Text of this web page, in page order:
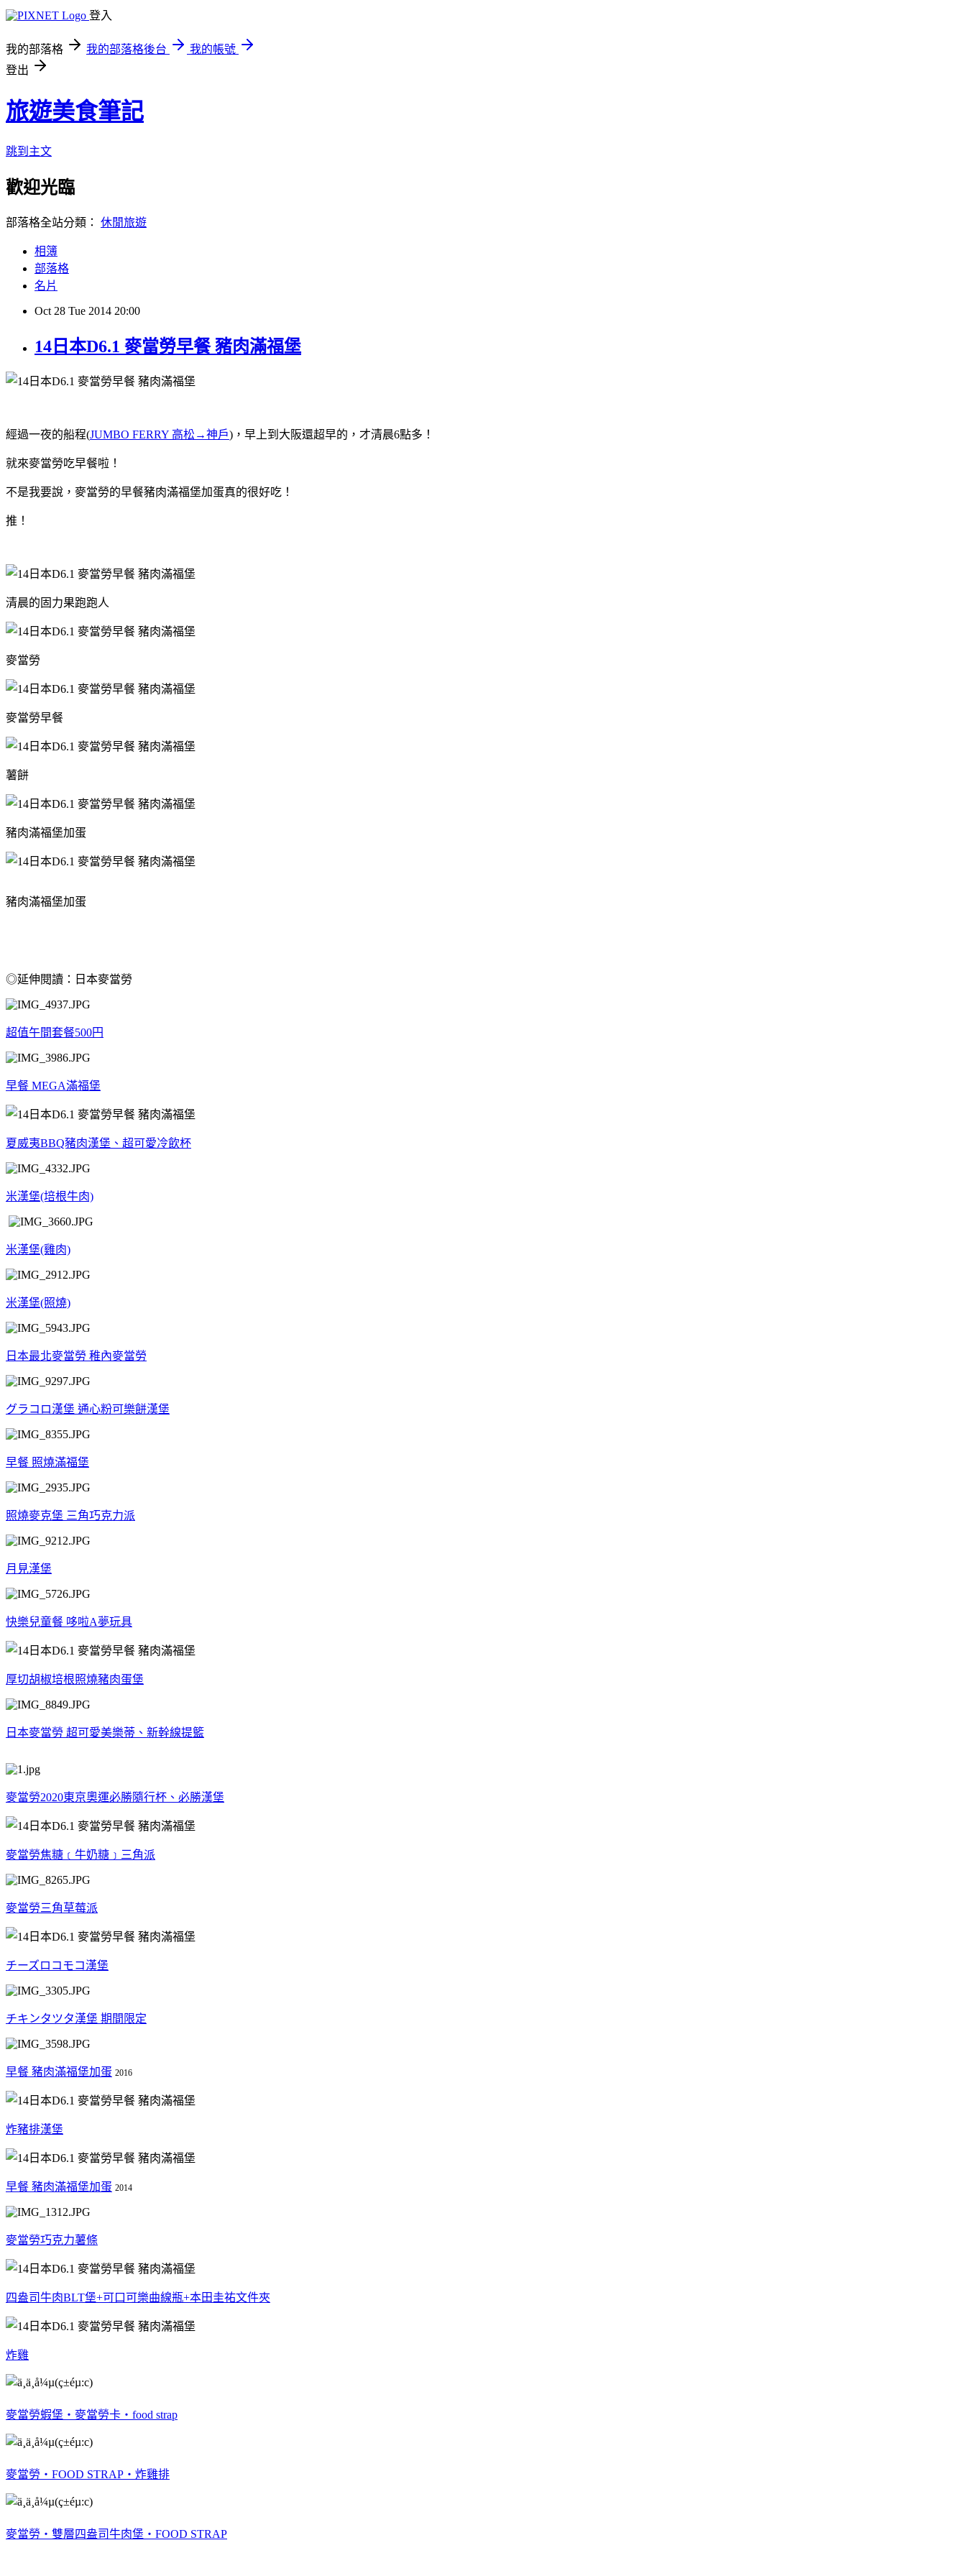
登入
我的部落格 我的部落格後台
我的帳號
登出
旅遊美食筆記
跳到主文
歡迎光臨
部落格全站分類： 休閒旅遊
相簿
部落格
名片
Oct 28 Tue 2014 20:00
14日本D6.1 麥當勞早餐 豬肉滿福堡
經過一夜的船程(JUMBO FERRY 高松→神戶)，早上到大阪還超早的，才清晨6點多！
就來麥當勞吃早餐啦！
不是我要說，麥當勞的早餐豬肉滿福堡加蛋真的很好吃！
推！
清晨的固力果跑跑人
麥當勞
麥當勞早餐
薯餅
豬肉滿福堡加蛋
豬肉滿福堡加蛋
◎延伸閱讀：日本麥當勞
超值午間套餐500円
早餐 MEGA滿福堡
夏威夷BBQ豬肉漢堡、超可愛冷飲杯
米漢堡(培根牛肉)
米漢堡(雞肉)
米漢堡(照燒)
日本最北麥當勞 稚內麥當勞
グラコロ漢堡 通心粉可樂餅漢堡
早餐 照燒滿福堡
照燒麥克堡 三角巧克力派
月見漢堡
快樂兒童餐 哆啦A夢玩具
厚切胡椒培根照燒豬肉蛋堡
日本麥當勞 超可愛美樂蒂、新幹線提籃
麥當勞2020東京奧運必勝隨行杯、必勝漢堡
麥當勞焦糖﹝牛奶糖﹞三角派
麥當勞三角草莓派
チーズロコモコ漢堡
チキンタツタ漢堡 期間限定
早餐 豬肉滿福堡加蛋 2016
炸豬排漢堡
早餐 豬肉滿福堡加蛋 2014
麥當勞巧克力薯條
四盎司牛肉BLT堡+可口可樂曲線瓶+本田圭祐文件夾
炸雞
麥當勞蝦堡‧麥當勞卡‧food strap
麥當勞‧FOOD STRAP‧炸雞排
麥當勞‧雙層四盎司牛肉堡‧FOOD STRAP